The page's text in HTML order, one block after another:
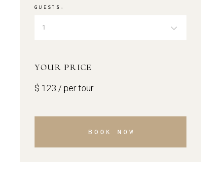
GUESTS:
1
YOUR PRICE
$ 123 / per tour
BOOK NOW